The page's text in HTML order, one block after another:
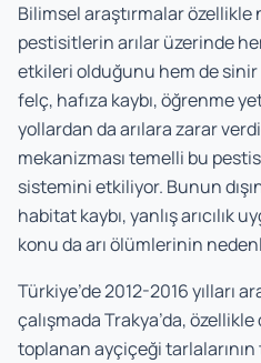
Bilimsel araştırmalar özellikle
pestisitlerin arılar üzerinde
etkileri olduğunu hem de
felç, hafıza kaybı, öğrenme
yollardan da arılara zarar
mekanizması temelli bu
sistemini etkiliyor. Bunun
habitat kaybı, yanlış arıcılık
konu da arı ölümlerinin
Türkiye’de 2012-2016 yılları
çalışmada Trakya’da,
toplanan ayçiçeği